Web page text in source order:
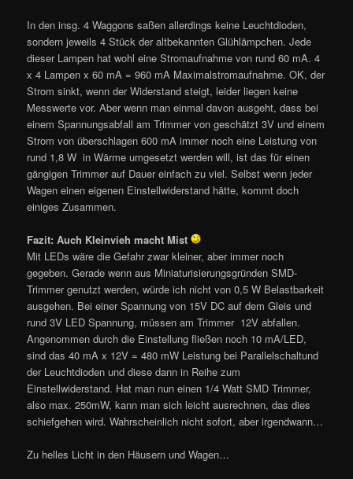
In den insg. 4 Waggons saßen allerdings keine Leuchtdioden,
sondern jeweils 4 Stück der altbekannten Glühlämpchen. Jede
dieser Lampen hat wohl eine Stromaufnahme von rund 60 mA. 4
x 4 Lampen x 60 mA = 960 mA Maximalstromaufnahme. OK, der
Strom sinkt, wenn der Widerstand steigt, leider liegen keine
Messwerte vor. Aber wenn man einmal davon ausgeht, dass bei
einem Spannungsabfall am Trimmer von geschätzt 3V und einem
Strom von überschlagen 600 mA immer noch eine Leistung von
rund 1,8 W in Wärme umgesetzt werden will, ist das für einen
gängigen Trimmer auf Dauer einfach zu viel. Selbst wenn jeder
Wagen einen eigenen Einstellwiderstand hätte, kommt doch
einiges Zusammen.
Fazit: Auch Kleinvieh macht Mist
Mit LEDs wäre die Gefahr zwar kleiner, aber immer noch
gegeben. Gerade wenn aus Miniaturisierungsgründen SMD-
Trimmer genutzt werden, würde ich nicht von 0,5 W Belastbarkeit
ausgehen. Bei einer Spannung von 15V DC auf dem Gleis und
rund 3V LED Spannung, müssen am Trimmer 12V abfallen.
Angenommen durch die Einstellung fließen noch 10 mA/LED,
sind das 40 mA x 12V = 480 mW Leistung bei Parallelschaltund
der Leuchtdioden und diese dann in Reihe zum
Einstellwiderstand. Hat man nun einen 1/4 Watt SMD Trimmer,
also max. 250mW, kann man sich leicht ausrechnen, das dies
schiefgehen wird. Wahrscheinlich nicht sofort, aber irgendwann…
Zu helles Licht in den Häusern und Wagen…